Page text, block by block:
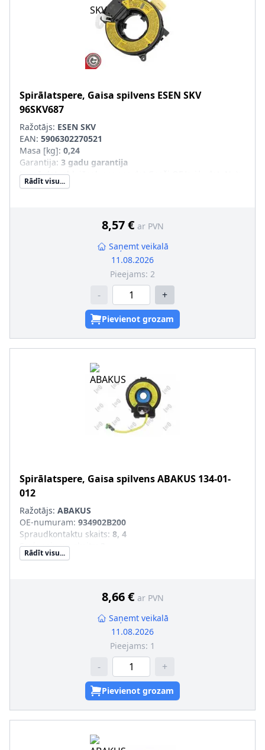
Spirālatspere, Gaisa spilvens ESEN SKV
96SKV687
Ražotājs: ESEN SKV
EAN: 5906302270521
Masa [kg]: 0,24
Garantija: 3 gadu garantija
Jaunā det. obl. jāsal. ar veco det.(īpaši OE/oriģ. det. Nr.)
Rādīt visu...
8,57 € ar PVN
Saņemt veikalā
11.08.2026
Pieejams: 2
- +
Pievienot grozam
Spirālatspere, Gaisa spilvensABAKUS 134-01-
012
Ražotājs: ABAKUS
OE-numuram: 934902B200
Spraudkontaktu skaits: 8, 4
Savienojumu skaits
Montāža/demontāža jāveic kvalificētam personālam!
Rādīt visu...
8,66 € ar PVN
Saņemt veikalā
11.08.2026
Pieejams: 1
- +
Pievienot grozam